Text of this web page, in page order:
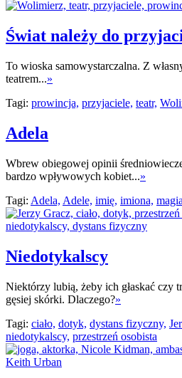
Świat należy do
To wioska samowystarczalna. Z
teatrem...»
Tagi: prowincja, przyjaciele, teatr,
Adela
Wbrew obiegowej opinii
bardzo wpływowych kobiet...»
Tagi: Adela, Adele, imię, imiona,
Niedotykalscy
Niektórzy lubią, żeby ich głaskać czy
gęsiej skórki. Dlaczego?»
Tagi: ciało, dotyk, dystans fizyczny,
niedotykalscy, przestrzeń osobista